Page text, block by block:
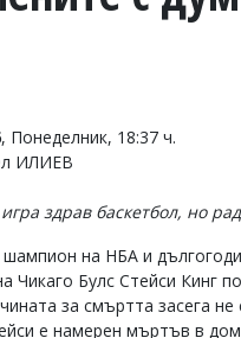
, Понеделник, 18:37 ч.
ИЛИЕВ
здрав баскетбол, но
шампион на НБА и
Чикаго Булс Стейси Кинг
за смъртта засега
е намерен мъртъв в